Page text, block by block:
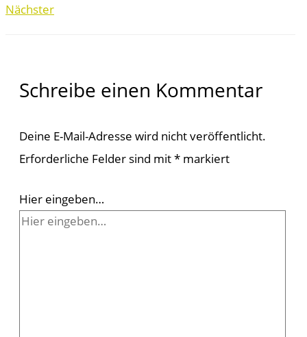
Nächster
Schreibe einen Kommentar
Deine E-Mail-Adresse wird nicht veröffentlicht.
Erforderliche Felder sind mit* markiert
Hier eingeben…